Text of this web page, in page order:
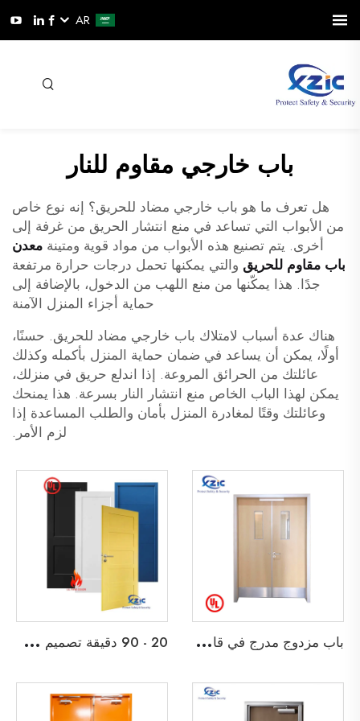
AR
باب خارجي مقاوم للنار
هل تعرف ما هو باب خارجي مضاد للحريق؟ إنه نوع خاص
من الأبواب التي تساعد في منع انتشار الحريق من غرفة إلى
أخرى. يتم تصنيع هذه الأبواب من مواد قوية ومتينة معدن
باب مقاوم للحريق والتي يمكنها تحمل درجات حرارة مرتفعة
جدًا. هذا يمكّنها من منع اللهب من الدخول، بالإضافة إلى
حماية أجزاء المنزل الآمنة
هناك عدة أسباب لامتلاك باب خارجي مضاد للحريق. حسنًا،
أولًا، يمكن أن يساعد في ضمان حماية المنزل بأكمله وكذلك
عائلتك من الحرائق المروعة. إذا اندلع حريق في منزلك،
يمكن لهذا الباب الخاص منع انتشار النار بسرعة. هذا يمنحك
وعائلتك وقتًا لمغادرة المنزل بأمان والطلب المساعدة إذا
لزم الأمر.
ب
اب مزدوج مدرج في قائمة UL مقاوم للحريق لمدة 45 دقيقة لباب خروج خشبي لمدرسة، شقة، فندق، أو مبنى مكتبي 2
0 - 90 دقيقة تصميم شاكر ثنائي الأبواب الخشبية المقاومة للحريق باب خشبي مقاوم للحريق مع إطار قابل للتفكيك وابواب داخلية من نوع Barn